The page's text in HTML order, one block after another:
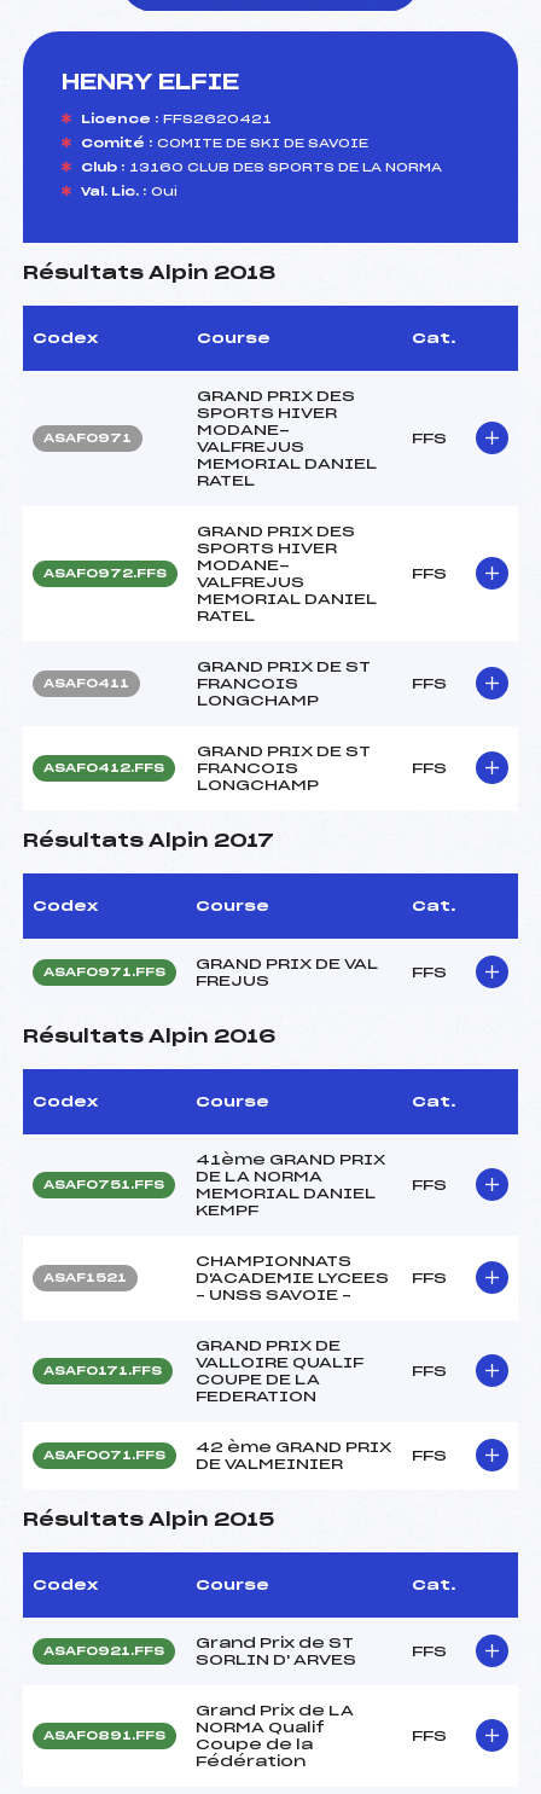
HENRY ELFIE
Licence : FFS2620421
Comité : COMITE DE SKI DE SAVOIE
Club : 13160 CLUB DES SPORTS DE LA NORMA
Val. Lic. : Oui
Résultats Alpin 2018
Codex Course Cat.
ASAF0971
GRAND PRIX DES
SPORTS HIVER
MODANE-
VALFREJUS
MEMORIAL DANIEL
RATEL
FFS
ASAF0972.FFS
GRAND PRIX DES
SPORTS HIVER
MODANE-
VALFREJUS
MEMORIAL DANIEL
RATEL
FFS
ASAF0411
GRAND PRIX DE ST
FRANCOIS
LONGCHAMP
FFS
ASAF0412.FFS
GRAND PRIX DE ST
FRANCOIS
LONGCHAMP
FFS
Résultats Alpin 2017
Codex Course Cat.
ASAF0971.FFS
GRAND PRIX DE VAL
FREJUS
FFS
Résultats Alpin 2016
Codex Course Cat.
ASAF0751.FFS
41ème GRAND PRIX
DE LA NORMA
MEMORIAL DANIEL
KEMPF
FFS
ASAF1521
CHAMPIONNATS
D'ACADEMIE LYCEES
– UNSS SAVOIE –
FFS
ASAF0171.FFS
GRAND PRIX DE
VALLOIRE QUALIF
COUPE DE LA
FEDERATION
FFS
ASAF0071.FFS
42 ème GRAND PRIX
DE VALMEINIER
FFS
Résultats Alpin 2015
Codex Course Cat.
ASAF0921.FFS
Grand Prix de ST
SORLIN D' ARVES
FFS
ASAF0891.FFS
Grand Prix de LA
NORMA Qualif
Coupe de la
Fédération
FFS